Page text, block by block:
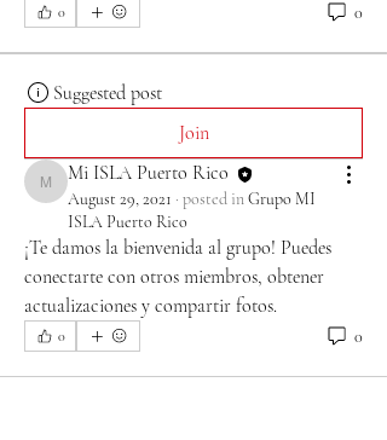
0 0
Suggested post
Join
Mi ISLA Puerto Rico
Mi ISLA Puerto Rico
August 29, 2021 · posted inGrupo MI
ISLA Puerto Rico
¡Te damos la bienvenida al grupo! Puedes
conectarte con otros miembros, obtener
actualizaciones y compartir fotos.
0 0